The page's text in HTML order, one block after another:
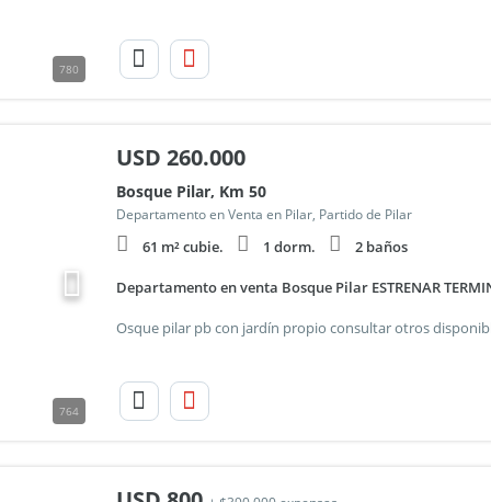
780
764
USD 260.000
Bosque Pilar, Km 50
Departamento en Venta en Pilar, Partido de Pilar
61 m² cubie. 1 dorm. 2 baños
Departamento en venta Bosque Pilar ESTRENAR